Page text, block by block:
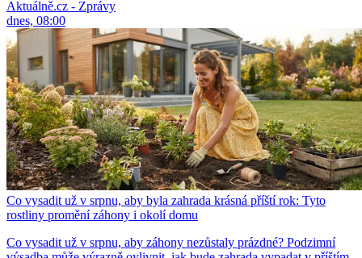
Aktuálně.cz - Zprávy
dnes, 08:00
Co vysadit už v srpnu, aby byla zahrada krásná příští rok: Tyto
rostliny promění záhony i okolí domu
Co vysadit už v srpnu, aby záhony nezůstaly prázdné? Podzimní